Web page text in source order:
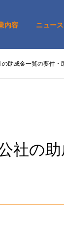
内容 ニュー
の助成金一覧の要件
社の